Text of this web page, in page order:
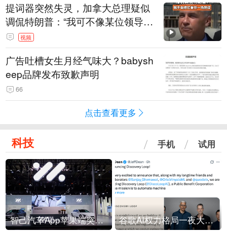
提词器突然失灵，加拿大总理疑似
调侃特朗普：“我可不像某位领导
人，把这当成一场阴谋”，全场哄笑
视频
广告吐槽女生月经气味大？babysh
eep品牌发布致歉声明
66
点击查看更多
科技 手机 试用
智己汽车App苹果端突然“下架” 谷歌AI权力格局一夜大洗牌